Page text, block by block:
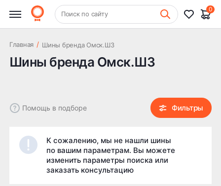
+7 (831) 261-35-35 Шиномонтаж
Поиск по сайту
0
Главная / Шины бренда Омск.ШЗ
Шины бренда Омск.ШЗ
Помощь в подборе Фильтры
Очистить Фильтры
Цена
К сожалению, мы не нашли шины
по вашим параметрам. Вы можете
изменить параметры поиска или
заказать консультацию